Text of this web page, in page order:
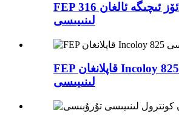
FEP ئۆز ئىچىگە ئالغان 316L كونترول
لىنىيىسى
FEP قاپلانغان Incoloy 825 كونترول
لىنىيىسى